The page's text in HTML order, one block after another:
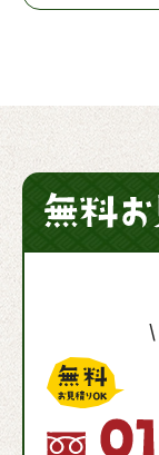
\